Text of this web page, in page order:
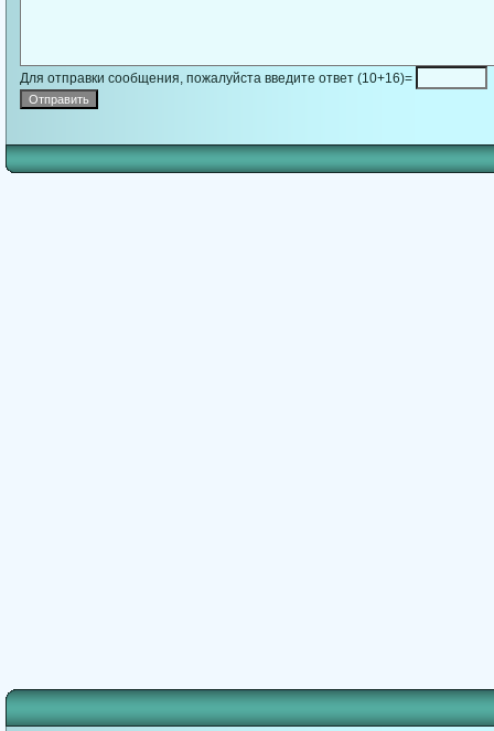
Для отправки сообщения, пожалуйста введите ответ (10+16)=